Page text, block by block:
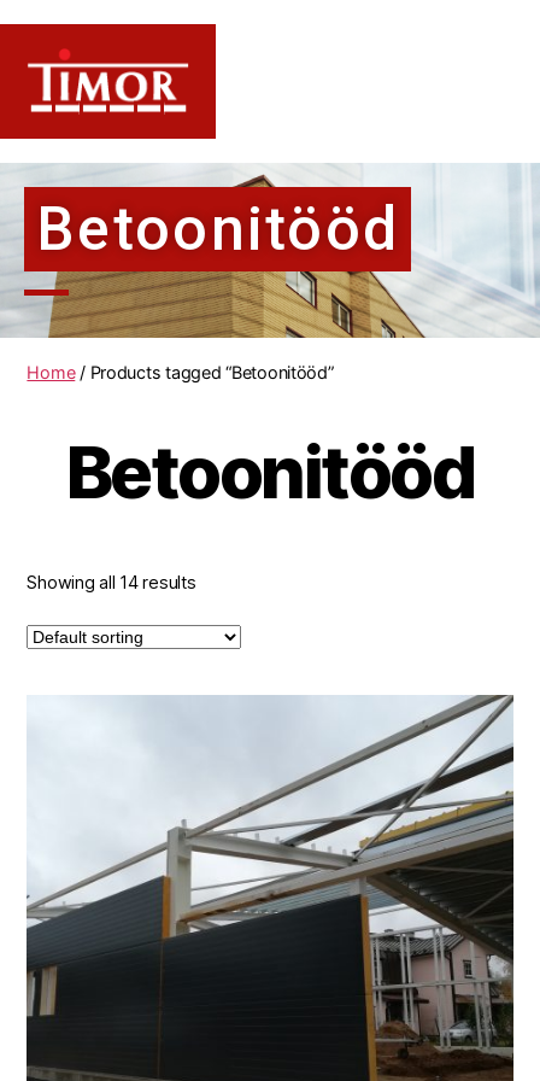
Betoonitööd
Home/ Products tagged “Betoonitööd”
Betoonitööd
Showing all 14 results